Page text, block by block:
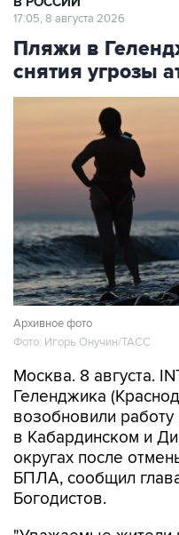
17:05, 8 августа 2026
Пляжи в
снятия угрозы
Архивное фото
Фото: Игорь Онучин/ТАСС
Москва. 8 августа.
Геленджика
возобновили
в Кабардинском и
округах после
БПЛА, сообщил
Богодистов.